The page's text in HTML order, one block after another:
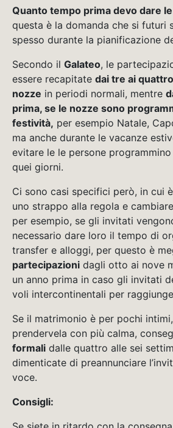
Quanto tempo prima devo dare
questa è la domanda che si futuri
spesso durante la pianificazione
Secondo il Galateo, le
essere recapitate dai tre ai
nozze in periodi normali, mentre
prima, se le nozze sono
festività, per esempio Natale,
ma anche durante le vacanze
evitare le le persone
quei giorni.
Ci sono casi specifici però, in cui
uno strappo alla regola e
per esempio, se gli invitati
necessario dare loro il tempo di
transfer e alloggi, per questo è
partecipazioni dagli otto ai nove
un anno prima in caso gli invitati
voli intercontinentali per
Se il matrimonio è per pochi
prendervela con più calma,
formali dalle quattro alle sei
dimenticate di preannunciare
voce.
Consigli: